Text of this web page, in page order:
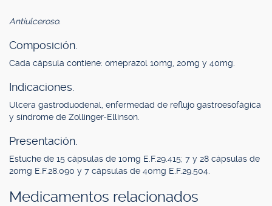
Antiulceroso.
Composición.
Cada cápsula contiene: omeprazol 10mg, 20mg y 40mg.
Indicaciones.
Ulcera gastroduodenal, enfermedad de reflujo gastroesofágica
y síndrome de Zollinger-Ellinson.
Presentación.
Estuche de 15 cápsulas de 10mg E.F.29.415; 7 y 28 cápsulas de
20mg E.F.28.090 y 7 cápsulas de 40mg E.F.29.504.
Medicamentos relacionados